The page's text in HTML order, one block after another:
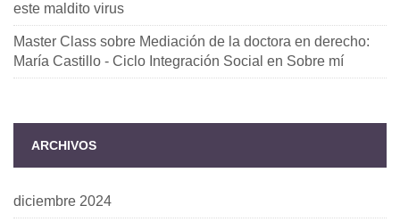
este maldito virus
Master Class sobre Mediación de la doctora en derecho:
María Castillo - Ciclo Integración Social en Sobre mí
ARCHIVOS
diciembre 2024